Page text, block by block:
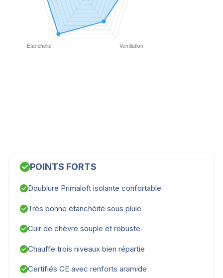
POINTS FORTS
Doublure Primaloft isolante confortable
Très bonne étanchéité sous pluie
Cuir de chèvre souple et robuste
Chauffe trois niveaux bien répartie
Certifiés CE avec renforts aramide